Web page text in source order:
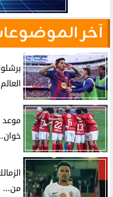
آخر
العالم
من...